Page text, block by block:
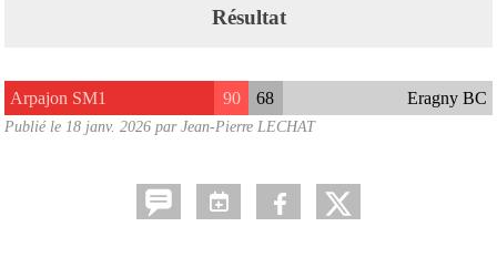
Résultat
Arpajon SM1 90 68 Eragny BC
Publié le 18 janv. 2026 par Jean-Pierre LECHAT